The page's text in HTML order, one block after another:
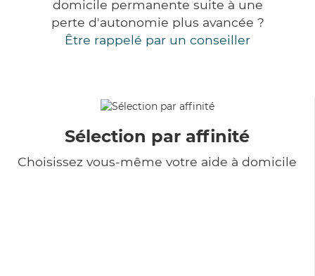
domicile permanente suite à une
perte d'autonomie plus avancée ?
Être rappelé par un conseiller
Sélection par affinité
Choisissez vous-même votre aide à domicile